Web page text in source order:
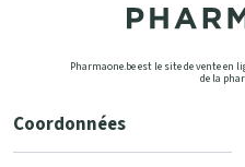
Pharmaone.be est le site de vente en
de la
Coordonnées